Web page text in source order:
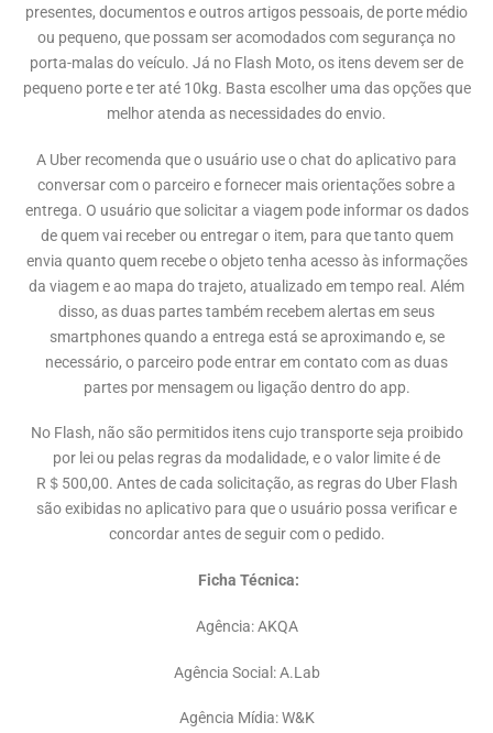
presentes, documentos e outros artigos pessoais, de porte médio
ou pequeno, que possam ser acomodados com segurança no
porta-malas do veículo. Já no Flash Moto, os itens devem ser de
pequeno porte e ter até 10kg. Basta escolher uma das opções que
melhor atenda as necessidades do envio.
A Uber recomenda que o usuário use o chat do aplicativo para
conversar com o parceiro e fornecer mais orientações sobre a
entrega. O usuário que solicitar a viagem pode informar os dados
de quem vai receber ou entregar o item, para que tanto quem
envia quanto quem recebe o objeto tenha acesso às informações
da viagem e ao mapa do trajeto, atualizado em tempo real. Além
disso, as duas partes também recebem alertas em seus
smartphones quando a entrega está se aproximando e, se
necessário, o parceiro pode entrar em contato com as duas
partes por mensagem ou ligação dentro do app.
No Flash, não são permitidos itens cujo transporte seja proibido
por lei ou pelas regras da modalidade, e o valor limite é de
R＄500,00. Antes de cada solicitação, as regras do Uber Flash
são exibidas no aplicativo para que o usuário possa verificar e
concordar antes de seguir com o pedido.
Ficha Técnica:
Agência: AKQA
Agência Social: A.Lab
Agência Mídia: W&K